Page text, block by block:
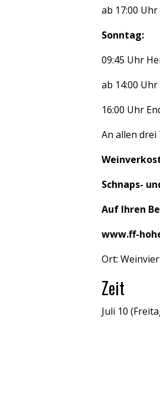
ab 17:00
Sonntag:
09:45 Uhr
ab 14:00
16:00 Uhr
An allen drei
Schnaps-
Auf Ihren
www.ff-
Ort:
Zeit
Juli 10